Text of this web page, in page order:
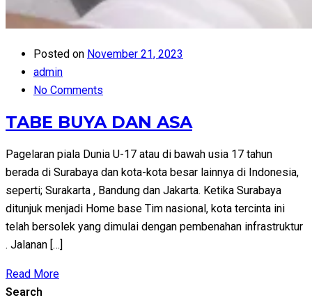
Posted on November 21, 2023
admin
No Comments
TABE BUYA DAN ASA
Pagelaran piala Dunia U-17 atau di bawah usia 17 tahun
berada di Surabaya dan kota-kota besar lainnya di Indonesia,
seperti; Surakarta , Bandung dan Jakarta. Ketika Surabaya
ditunjuk menjadi Home base Tim nasional, kota tercinta ini
telah bersolek yang dimulai dengan pembenahan infrastruktur
. Jalanan […]
Read More
Search